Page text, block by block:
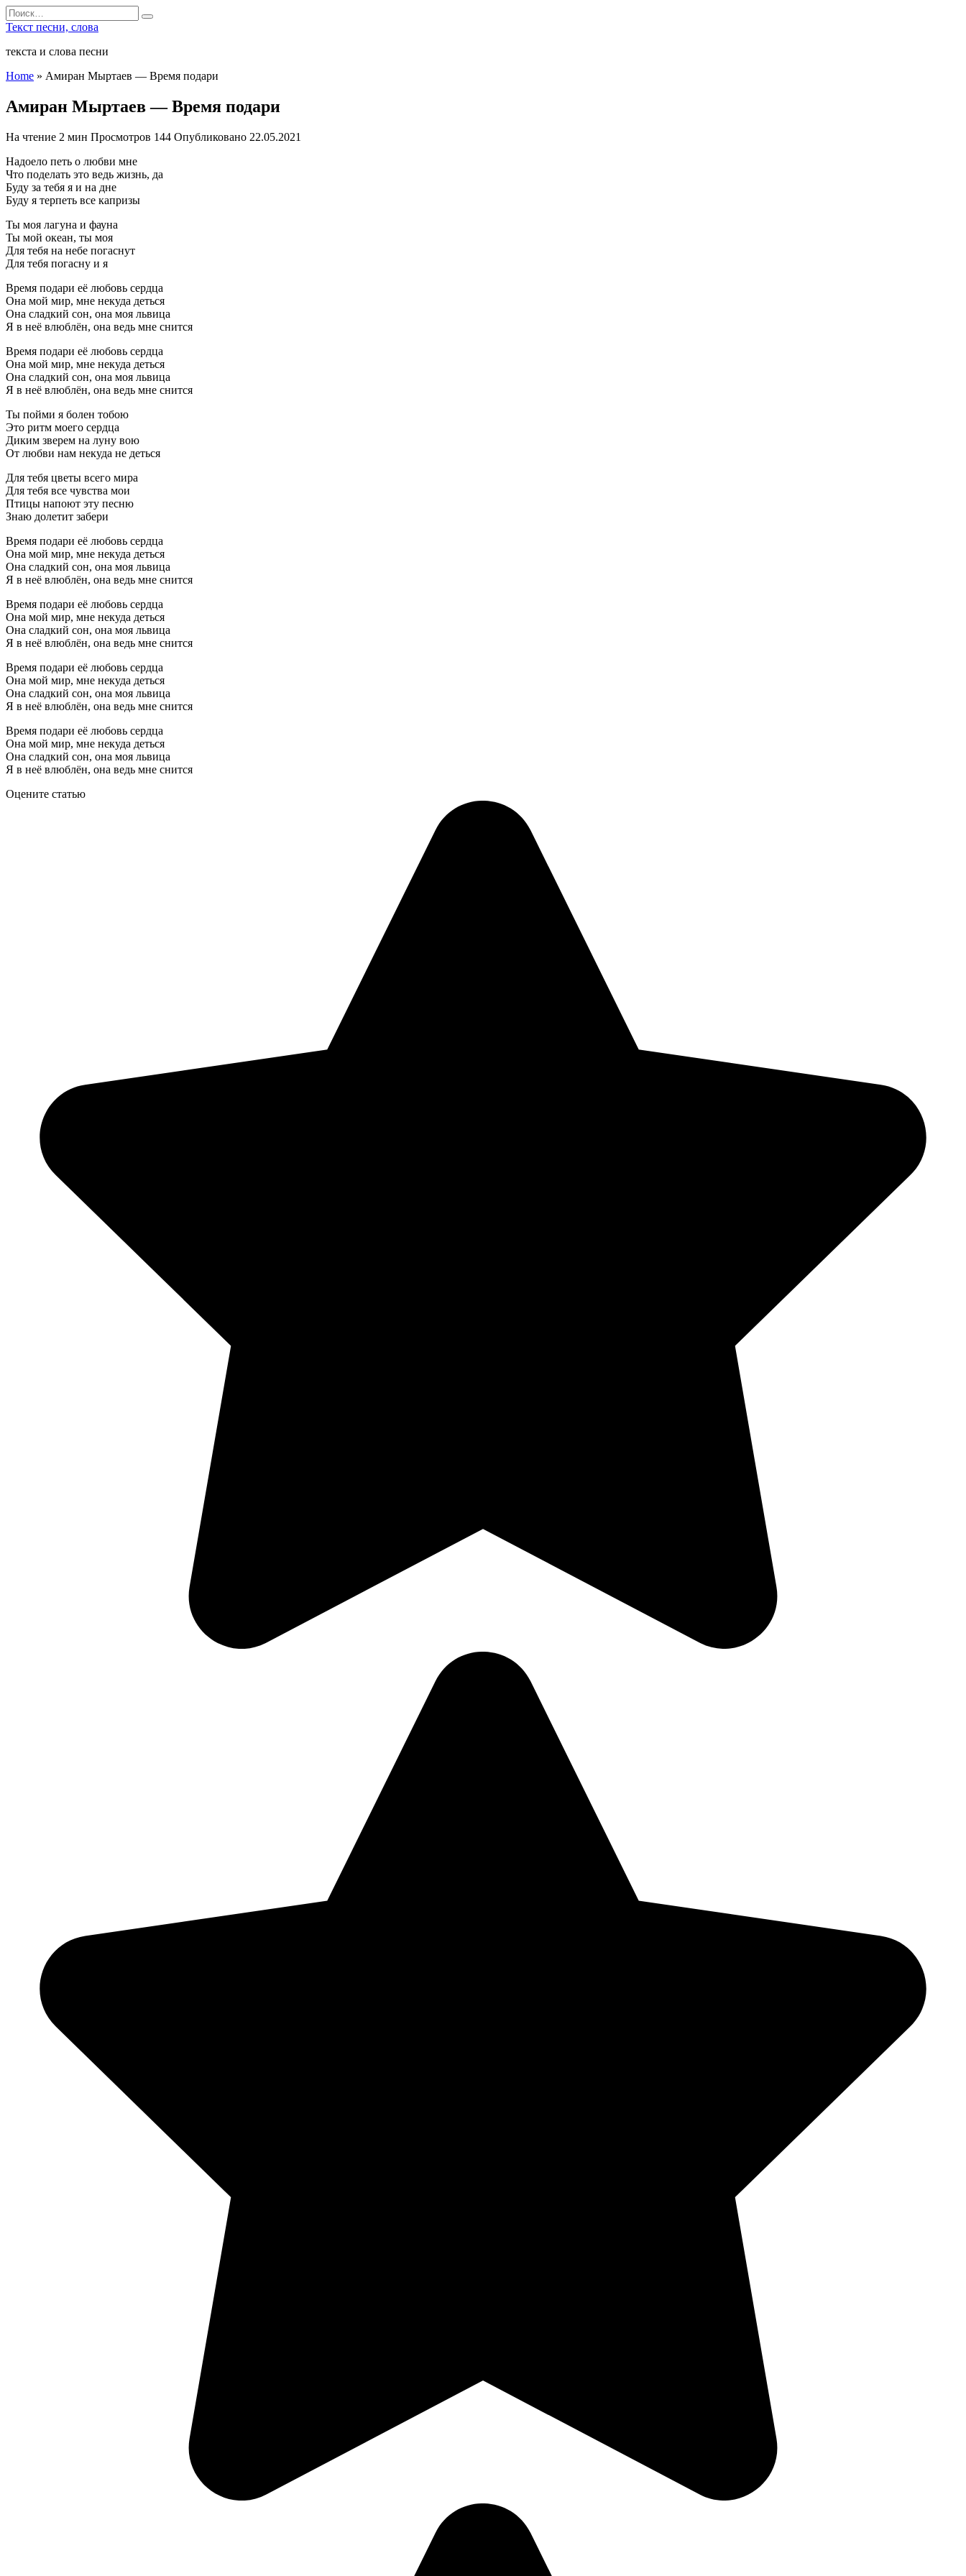
Перейти
к
Search
for:
Текст песни, слова
текста и слова песни
Home » Амиран Мыртаев — Время подари
Амиран Мыртаев — Время подари
На чтение 2 мин Просмотров 144 Опубликовано 22.05.2021
Надоело петь о любви мне
Что поделать это ведь жизнь, да
Буду за тебя я и на дне
Буду я терпеть все капризы
Ты моя лагуна и фауна
Ты мой океан, ты моя
Для тебя на небе погаснут
Для тебя погасну и я
Время подари её любовь сердца
Она мой мир, мне некуда деться
Она сладкий сон, она моя львица
Я в неё влюблён, она ведь мне снится
Время подари её любовь сердца
Она мой мир, мне некуда деться
Она сладкий сон, она моя львица
Я в неё влюблён, она ведь мне снится
Ты пойми я болен тобою
Это ритм моего сердца
Диким зверем на луну вою
От любви нам некуда не деться
Для тебя цветы всего мира
Для тебя все чувства мои
Птицы напоют эту песню
Знаю долетит забери
Время подари её любовь сердца
Она мой мир, мне некуда деться
Она сладкий сон, она моя львица
Я в неё влюблён, она ведь мне снится
Время подари её любовь сердца
Она мой мир, мне некуда деться
Она сладкий сон, она моя львица
Я в неё влюблён, она ведь мне снится
Время подари её любовь сердца
Она мой мир, мне некуда деться
Она сладкий сон, она моя львица
Я в неё влюблён, она ведь мне снится
Время подари её любовь сердца
Она мой мир, мне некуда деться
Она сладкий сон, она моя львица
Я в неё влюблён, она ведь мне снится
Оцените статью